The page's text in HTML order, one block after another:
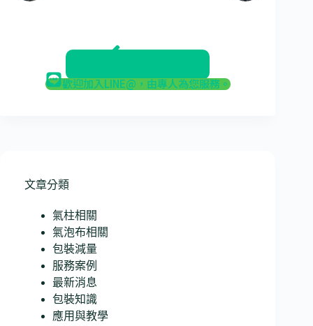
歡迎加入LINE@，由專人為您服務。
文章分類
氣柱相關
氣泡布相關
包裝減量
服務案例
最新消息
包裝知識
應用與教學